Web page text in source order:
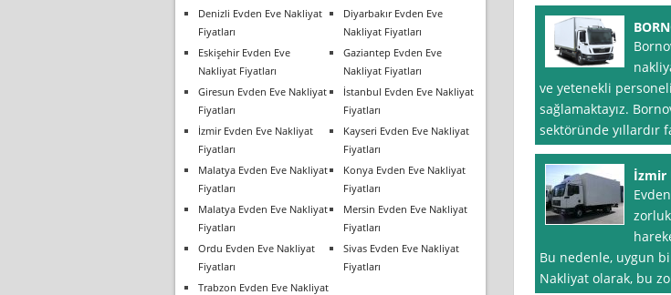
ve yetenekli
sağlamaktayız.
sektöründe yıllardır
İzmir
Bu nedenle, uygun
Nakliyat olarak, bu
Denizli Evden Eve Nakliyat
Fiyatları
Diyarbakır Evden Eve
Nakliyat Fiyatları
Eskişehir Evden Eve
Nakliyat Fiyatları
Gaziantep Evden Eve
Nakliyat Fiyatları
Giresun Evden Eve Nakliyat
Fiyatları
İstanbul Evden Eve Nakliyat
Fiyatları
İzmir Evden Eve Nakliyat
Fiyatları
Kayseri Evden Eve Nakliyat
Fiyatları
Malatya Evden Eve Nakliyat
Fiyatları
Konya Evden Eve Nakliyat
Fiyatları
Malatya Evden Eve Nakliyat
Fiyatları
Mersin Evden Eve Nakliyat
Fiyatları
Ordu Evden Eve Nakliyat
Fiyatları
Sivas Evden Eve Nakliyat
Fiyatları
Trabzon Evden Eve Nakliyat